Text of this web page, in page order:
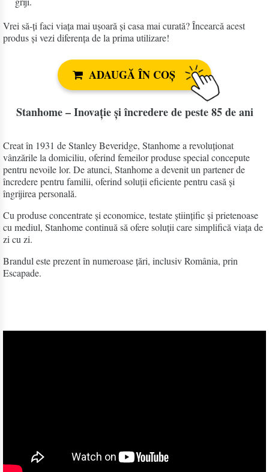
Vrei să-ți faci viața mai ușoară și casa mai curată? Încearcă acest
produs și vezi diferența de la prima utilizare!
ADAUGĂ ÎN COȘ
Stanhome – Inovație și încredere de peste 85 de ani
Creat în 1931 de Stanley Beveridge, Stanhome a revoluționat
vânzările la domiciliu, oferind femeilor produse special concepute
pentru nevoile lor. De atunci, Stanhome a devenit un partener de
încredere pentru familii, oferind soluții eficiente pentru casă și
îngrijirea personală.
Cu produse concentrate și economice, testate științific și prietenoase
cu mediul, Stanhome continuă să ofere soluții care simplifică viața de
zi cu zi.
Brandul este prezent în numeroase țări, inclusiv România, prin
Escapade.